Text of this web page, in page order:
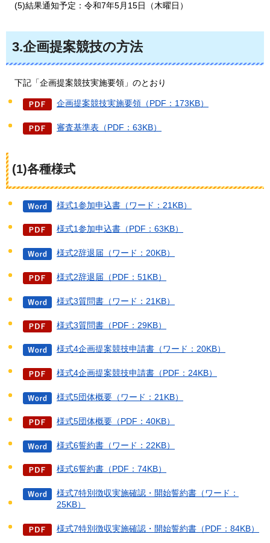
(5)結果通知予定：令和7年5月15日（木曜日）
3.企画提案競技の方法
下記 「企画提案競技実施要領」のとおり
企画提案競技実施要領（PDF：173KB）
審査基準表（PDF：63KB）
(1)各種様式
様式1参加申込書（ワード：21KB）
様式1参加申込書（PDF：63KB）
様式2辞退届（ワード：20KB）
様式2辞退届（PDF：51KB）
様式3質問書（ワード：21KB）
様式3質問書（PDF：29KB）
様式4企画提案競技申請書（ワード：20KB）
様式4企画提案競技申請書（PDF：24KB）
様式5団体概要（ワード：21KB）
様式5団体概要（PDF：40KB）
様式6誓約書（ワード：22KB）
様式6誓約書（PDF：74KB）
様式7特別徴収実施確認・開始誓約書（ワード：
25KB）
様式7特別徴収実施確認・開始誓約書（PDF：84KB）